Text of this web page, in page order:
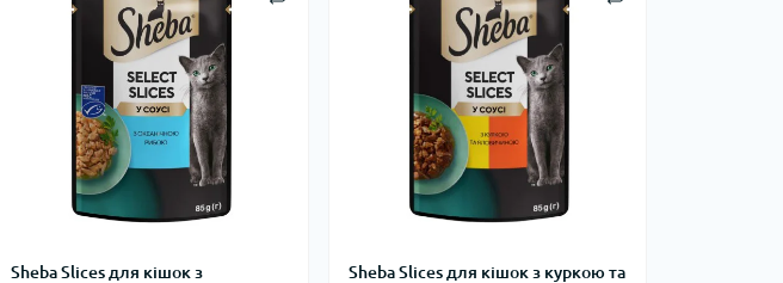
Sheba Slices для кішок з
Sheba Slices для кішок з куркою та